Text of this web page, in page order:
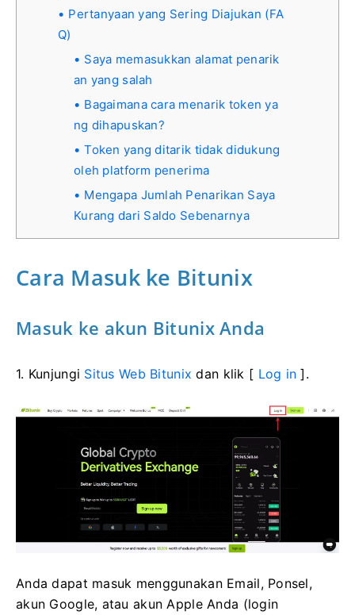
Pertanyaan yang Sering Diajukan (FA
Q)
Saya memasukkan alamat penarik
an yang salah
Bagaimana cara menarik token ya
ng dihapuskan?
Token yang ditarik tidak didukung
oleh platform penerima
Mengapa Jumlah Penarikan Saya
Kurang dari Saldo Sebenarnya
Cara Masuk ke Bitunix
Masuk ke akun Bitunix Anda
1. Kunjungi Situs Web Bitunix dan klik [ Log in ].
Anda dapat masuk menggunakan Email, Ponsel,
akun Google, atau akun Apple Anda (login